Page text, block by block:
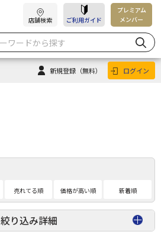
店舗検索 ご利用ガイド
プレミアム
メンバー
新規登録 （無料） ログイン
絞り込み詳細
売れてる順 価格が高い順 新着順